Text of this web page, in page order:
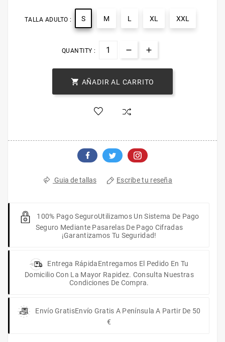
TALLA ADULTO : S M L XL XXL
QUANTITY :
 AÑADIR AL CARRITO
Guia de tallas Escribe tu reseña
100% Pago SeguroUtilizamos Un Sistema De Pago
Seguro Mediante Pasarelas De Pago Cifradas
¡Garantizamos Tu Seguridad!
Entrega RápidaEntregamos El Pedido En Tu
Domicilio Con La Mayor Rapidez. Consulta Nuestras
Condiciones De Compra.
Envío GratisEnvío Gratis A Península A Partir De 50
€